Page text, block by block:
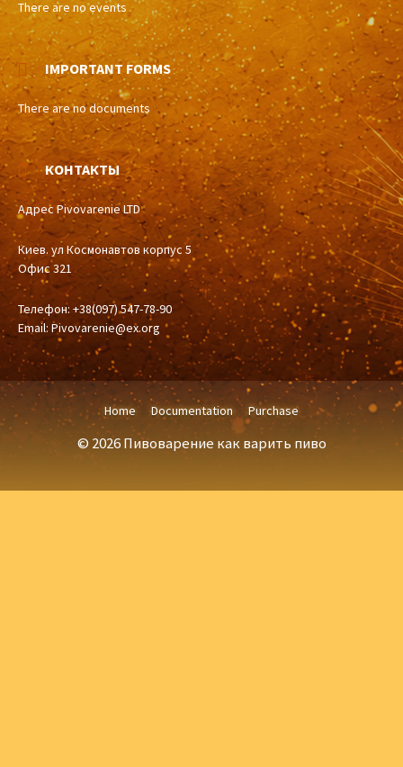
There are no events
IMPORTANT FORMS
There are no documents
КОНТАКТЫ
Адрес Pivovarenie LTD
Киев. ул Космонавтов корпус 5
Офис 321
Телефон: +38(097) 547-78-90
Email: Pivovarenie@ex.org
Home Documentation Purchase
© 2026 Пивоварение как варить пиво